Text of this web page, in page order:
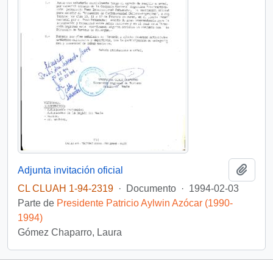
Adjunta invitación oficial
CL CLUAH 1-94-2319 · Documento · 1994-02-03
Parte de Presidente Patricio Aylwin Azócar (1990-
1994)
Gómez Chaparro, Laura